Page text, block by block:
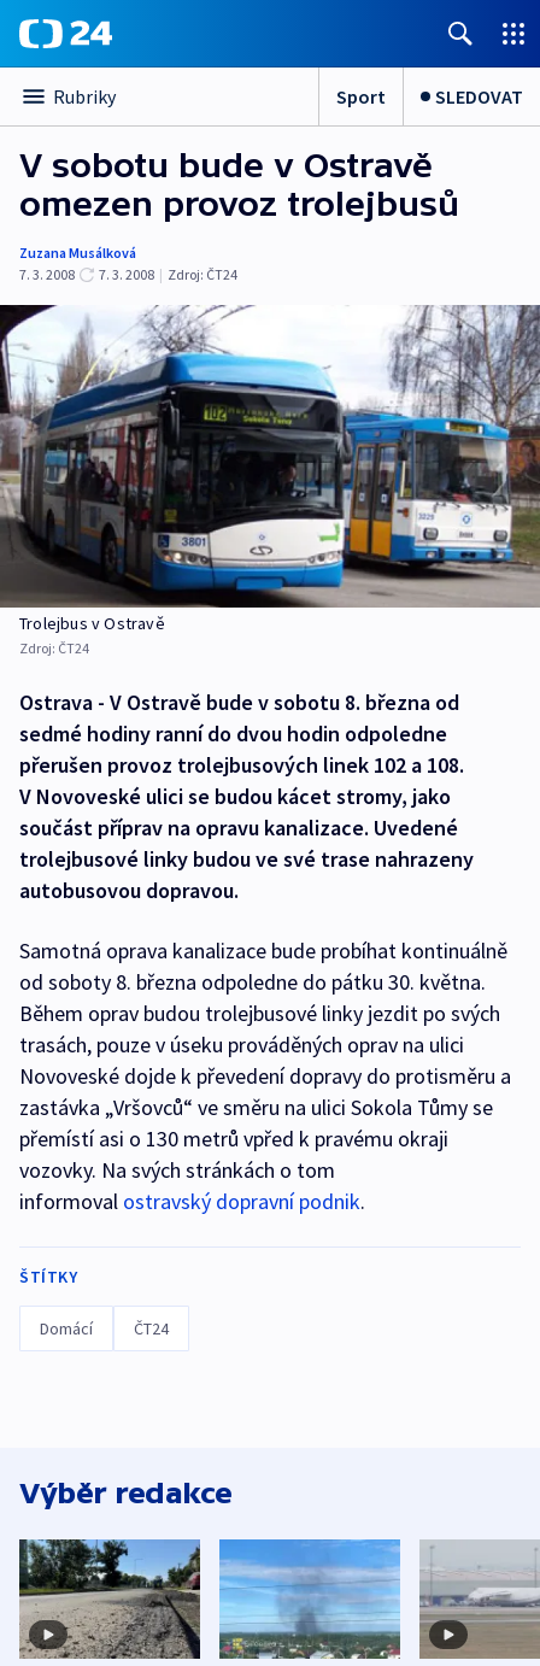
Rubriky Sport SLEDOVAT
V sobotu bude v Ostravě
omezen provoz trolejbusů
Zuzana Musálková
7. 3. 2008
7. 3. 2008 | Zdroj: ČT24
Trolejbus v Ostravě
Zdroj: ČT24
Ostrava - V Ostravě bude v sobotu 8. března od
sedmé hodiny ranní do dvou hodin odpoledne
přerušen provoz trolejbusových linek 102 a 108.
V Novoveské ulici se budou kácet stromy, jako
součást příprav na opravu kanalizace. Uvedené
trolejbusové linky budou ve své trase nahrazeny
autobusovou dopravou.
Samotná oprava kanalizace bude probíhat kontinuálně
od soboty 8. března odpoledne do pátku 30. května.
Během oprav budou trolejbusové linky jezdit po svých
trasách, pouze v úseku prováděných oprav na ulici
Novoveské dojde k převedení dopravy do protisměru a
zastávka „Vršovců“ ve směru na ulici Sokola Tůmy se
přemístí asi o 130 metrů vpřed k pravému okraji
vozovky. Na svých stránkách o tom
informoval ostravský dopravní podnik.
ŠTÍTKY
Domácí ČT24
Výběr redakce